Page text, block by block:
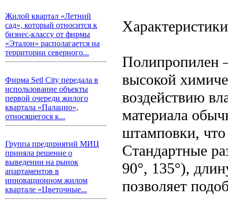
Жилой квартал «Летний
сад», который относится к
бизнес-классу от фирмы
«Эталон» располагается на
территории северного...
Фирма Setl City передала в
использование объекты
первой очереди жилого
квартала «Палацио»,
относящегося к...
Группа предприятий МИЦ
приняла решение о
выведении на рынок
апартаментов в
инновационном жилом
квартале «Цветочные...
Полипропилен
высокой
воздействию
материала
штамповки, что
Стандартные
90°, 135°),
позволяет